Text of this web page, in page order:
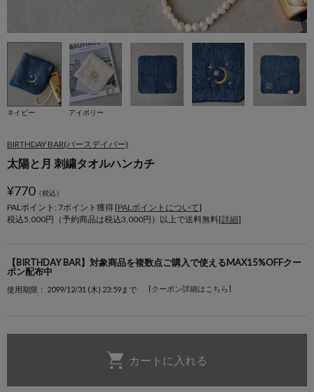
ネイビー アイボリー
BIRTHDAY BAR(バースデイバー)
太陽と月 刺繍タオルハンカチ
¥770（税込）
PALポイント: 7ポイント獲得 [PALポイントについて]
税込5,000円（予約商品は税込3,000円）以上で送料無料[詳細]
【BIRTHDAY BAR】対象商品を複数点ご購入で使えるMAX15%OFFクー
ポン配布中
使用期限： 2099/12/31 (木) 23:59まで [クーポン詳細はこちら]